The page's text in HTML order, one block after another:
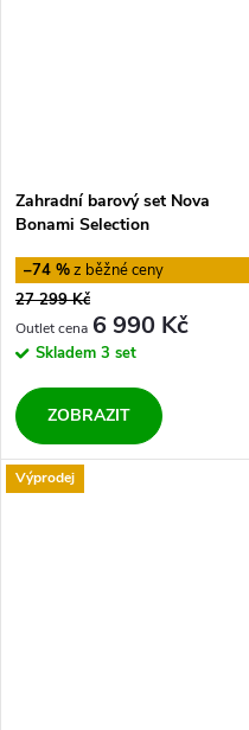
Zahradní barový set Nova
Bonami Selection
–74 %
27 299 Kč
6 990 Kč
Skladem 3 set
ZOBRAZIT
Výprodej